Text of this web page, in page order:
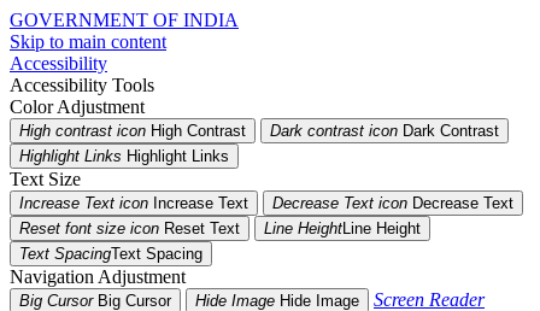
GOVERNMENT OF INDIA
Skip to main content
Accessibility
Accessibility Tools
Color Adjustment
High contrast icon High Contrast Dark contrast icon Dark Contrast
Highlight Links Highlight Links
Text Size
Increase Text icon Increase Text Decrease Text icon Decrease Text
Reset font size icon Reset Text Line HeightLine Height
Text SpacingText Spacing
Navigation Adjustment
Big CursorBig Cursor Hide Image Hide Image
Screen Reader